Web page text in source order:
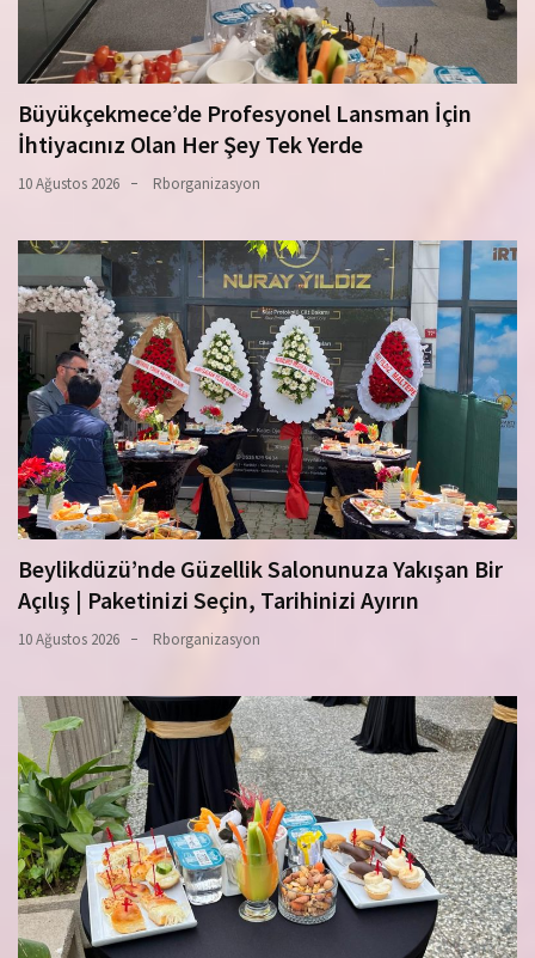
Büyükçekmece’de Profesyonel Lansman İçin
İhtiyacınız Olan Her Şey Tek Yerde
10 Ağustos 2026 Rborganizasyon
Beylikdüzü’nde Güzellik Salonunuza Yakışan Bir
Açılış | Paketinizi Seçin, Tarihinizi Ayırın
10 Ağustos 2026 Rborganizasyon